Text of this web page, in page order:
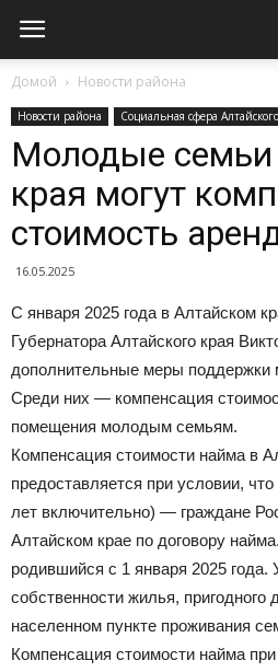
Домой Новости района
Новости района Социальная сфера
Молодые семьи
края могут
стоимость
16.05.2025
С января 2025 года в Алтайском
Губернатора Алтайского края
дополнительные меры
Среди них — компенсация
помещения молодым семьям.
Компенсация стоимости найма в
предоставляется при условии,
лет включительно) — граждане
Алтайском крае по договору
родившийся с 1 января 2025 года.
собственности жилья, пригодного
населенном пункте проживания
Компенсация стоимости найма